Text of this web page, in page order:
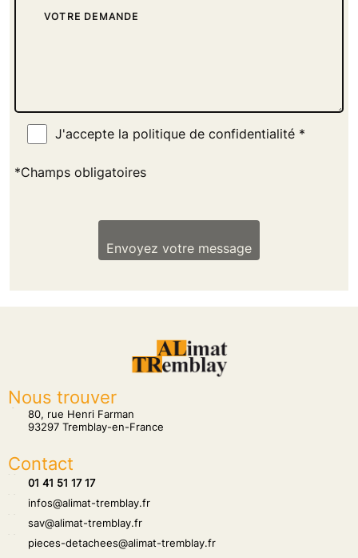
J'accepte la politique de confidentialité *
*Champs obligatoires
Envoyez votre message
Nous trouver
80, rue Henri Farman
93297 Tremblay-en-France
Contact
01 41 51 17 17
infos@alimat-tremblay.fr
sav@alimat-tremblay.fr
pieces-detachees@alimat-tremblay.fr